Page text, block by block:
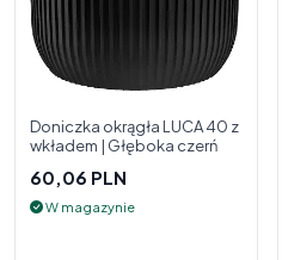
Doniczka okrągła LUCA 40 z
wkładem | Głęboka czerń
60,06 PLN
W magazynie